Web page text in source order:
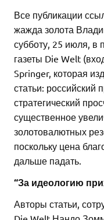
Все публикации
жажда золота
субботу, 25 июля, в
газеты Die Welt
Springer, которая
статьи: российский
стратегический
существенное
золотовалютных
поскольку цена
дальше падать.
“За идеологию
Авторы статьи,